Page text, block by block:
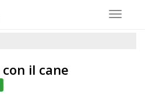
Toggle
con il cane